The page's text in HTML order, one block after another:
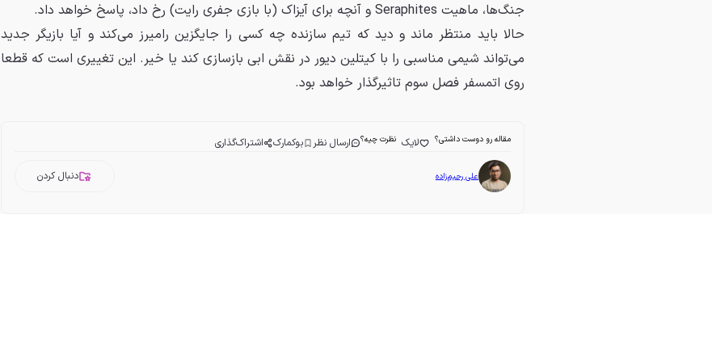
جنگ‌ها، ماهیت Seraphites و آنچه برای آیزاک (با بازی جفری رایت) رخ داد، پاسخ خواهد داد.
حالا باید منتظر ماند و دید که تیم سازنده چه کسی را جایگزین رامیرز می‌کند و آیا بازیگر جدید
می‌تواند شیمی مناسبی را با کیتلین دیور در نقش ابی بازسازی کند یا خیر. این تغییری است که قطعا
روی اتمسفر فصل سوم تاثیرگذار خواهد بود.
مقاله رو دوست داشتی؟ لایک نظرت چیه؟ ارسال نظر بوکمارک اشتراک‌گذاری
علی رحیم‌زاده دنبال کردن